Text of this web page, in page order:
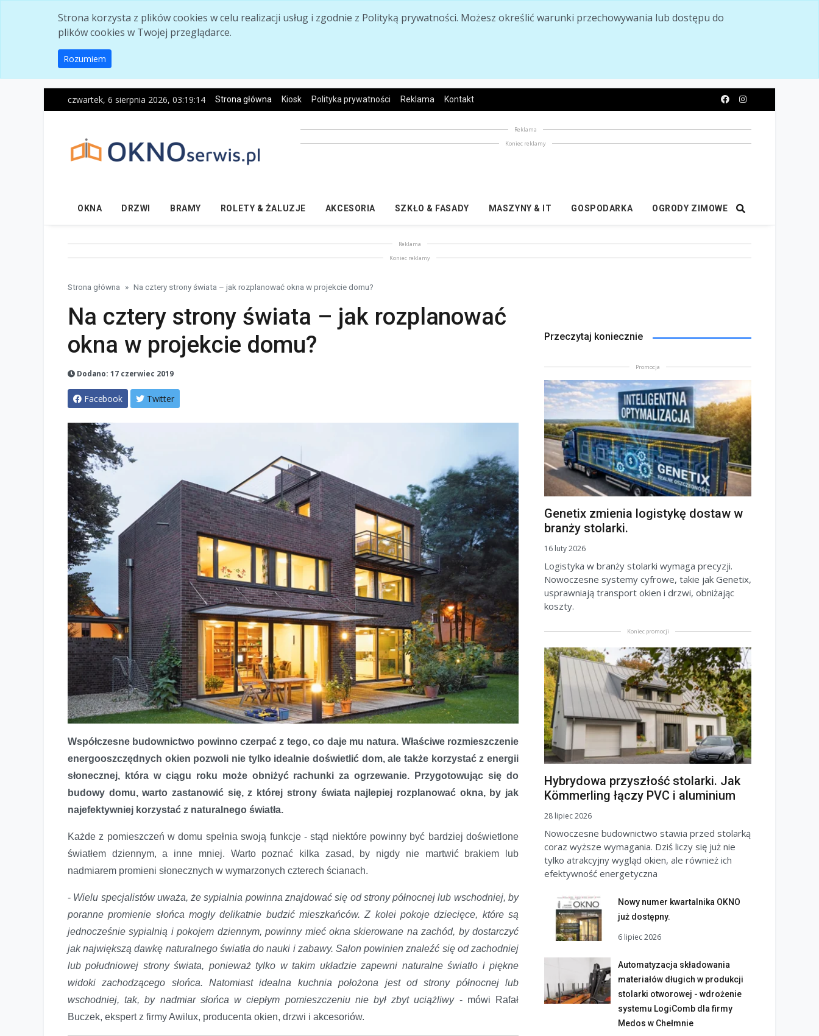
Strona korzysta z plików cookies w celu realizacji usług i zgodnie z Polityką prywatności. Możesz określić warunki przechowywania lub dostępu do
plików cookies w Twojej przeglądarce.
Rozumiem
czwartek, 6 sierpnia 2026, 03:19:15 Strona główna Kiosk Polityka prywatności Reklama Kontakt
Reklama
Koniec reklamy
OKNA DRZWI BRAMY ROLETY & ŻALUZJE AKCESORIA SZKŁO & FASADY MASZYNY & IT GOSPODARKA OGRODY ZIMOWE
Reklama
Koniec reklamy
Strona główna Na cztery strony świata – jak rozplanować okna w projekcie domu?
Na cztery strony świata – jak rozplanować
okna w projekcie domu?
Dodano: 17 czerwiec 2019
Facebook Twitter
Współczesne budownictwo powinno czerpać z tego, co daje mu natura. Właściwe rozmieszczenie
energooszczędnych okien pozwoli nie tylko idealnie doświetlić dom, ale także korzystać z energii
słonecznej, która w ciągu roku może obniżyć rachunki za ogrzewanie. Przygotowując się do
budowy domu, warto zastanowić się, z której strony świata najlepiej rozplanować okna, by jak
najefektywniej korzystać z naturalnego światła.
Każde z pomieszczeń w domu spełnia swoją funkcje - stąd niektóre powinny być bardziej doświetlone
światłem dziennym, a inne mniej. Warto poznać kilka zasad, by nigdy nie martwić brakiem lub
nadmiarem promieni słonecznych w wymarzonych czterech ścianach.
- Wielu specjalistów uważa, że sypialnia powinna znajdować się od strony północnej lub wschodniej, by
poranne promienie słońca mogły delikatnie budzić mieszkańców. Z kolei pokoje dziecięce, które są
jednocześnie sypialnią i pokojem dziennym, powinny mieć okna skierowane na zachód, by dostarczyć
jak największą dawkę naturalnego światła do nauki i zabawy. Salon powinien znaleźć się od zachodniej
lub południowej strony świata, ponieważ tylko w takim układzie zapewni naturalne światło i piękne
widoki zachodzącego słońca. Natomiast idealna kuchnia położona jest od strony północnej lub
wschodniej, tak, by nadmiar słońca w ciepłym pomieszczeniu nie był zbyt uciążliwy- mówi Rafał
Buczek, ekspert z firmy Awilux, producenta okien, drzwi i akcesoriów.
Przeczytaj koniecznie
Promocja
Genetix zmienia logistykę dostaw w
branży stolarki.
16 luty 2026
Logistyka w branży stolarki wymaga precyzji.
Nowoczesne systemy cyfrowe, takie jak Genetix,
usprawniają transport okien i drzwi, obniżając
koszty.
Koniec promocji
Hybrydowa przyszłość stolarki. Jak
Kömmerling łączy PVC i aluminium
28 lipiec 2026
Nowoczesne budownictwo stawia przed stolarką
coraz wyższe wymagania. Dziś liczy się już nie
tylko atrakcyjny wygląd okien, ale również ich
efektywność energetyczna
Nowy numer kwartalnika OKNO
już dostępny.
6 lipiec 2026
Automatyzacja składowania
materiałów długich w produkcji
stolarki otworowej - wdrożenie
systemu LogiComb dla firmy
Medos w Chełmnie